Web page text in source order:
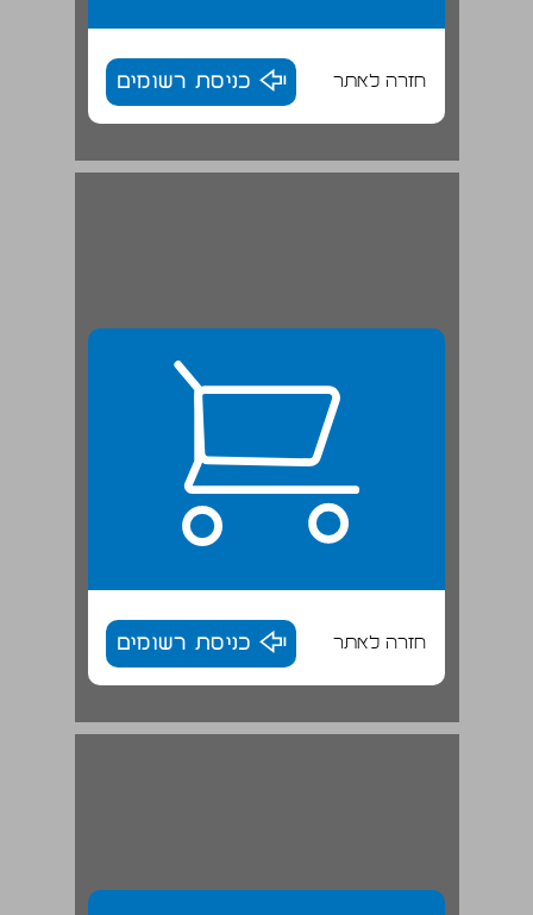
חזרה לאתר כניסת רשומים
חזרה לאתר כניסת רשומים
רבו ... 19